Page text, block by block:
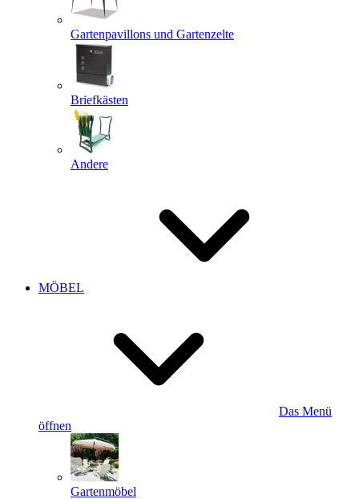
Gartenpavillons und Gartenzelte
Briefkästen
Andere
MÖBEL
Das Menü
öffnen
Gartenmöbel